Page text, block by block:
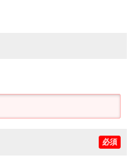
必須